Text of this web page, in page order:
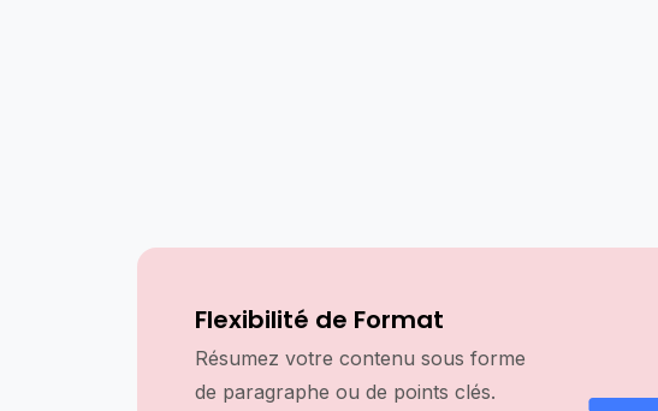
Flexibilité de Format
Résumez votre contenu sous forme
de paragraphe ou de points clés.